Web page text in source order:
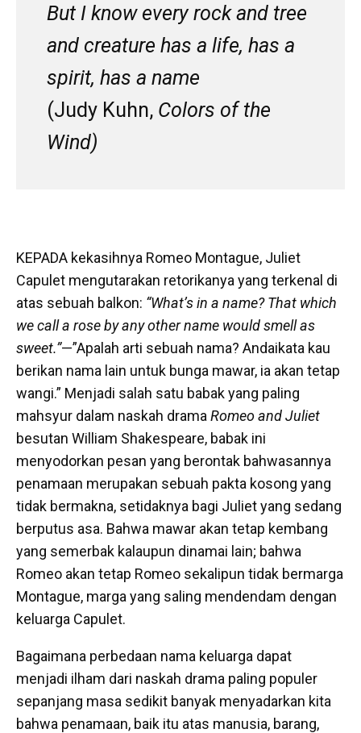
But I know every rock and tree
and creature has a life, has a
spirit, has a name
(Judy Kuhn, Colors of the
Wind)
KEPADA kekasihnya Romeo Montague, Juliet
Capulet mengutarakan retorikanya yang terkenal di
atas sebuah balkon: “What’s in a name? That which
we call a rose by any other name would smell as
sweet.”—”Apalah arti sebuah nama? Andaikata kau
berikan nama lain untuk bunga mawar, ia akan tetap
wangi.” Menjadi salah satu babak yang paling
mahsyur dalam naskah drama Romeo and Juliet
besutan William Shakespeare, babak ini
menyodorkan pesan yang berontak bahwasannya
penamaan merupakan sebuah pakta kosong yang
tidak bermakna, setidaknya bagi Juliet yang sedang
berputus asa. Bahwa mawar akan tetap kembang
yang semerbak kalaupun dinamai lain; bahwa
Romeo akan tetap Romeo sekalipun tidak bermarga
Montague, marga yang saling mendendam dengan
keluarga Capulet.
Bagaimana perbedaan nama keluarga dapat
menjadi ilham dari naskah drama paling populer
sepanjang masa sedikit banyak menyadarkan kita
bahwa penamaan, baik itu atas manusia, barang,